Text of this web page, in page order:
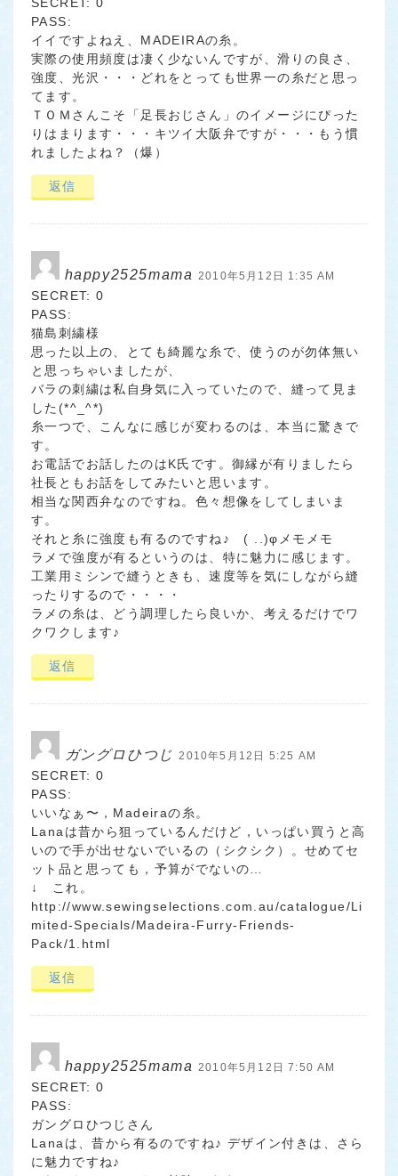
SECRET: 0
PASS:
イイですよねえ、MADEIRAの糸。
実際の使用頻度は凄く少ないんですが、滑りの良さ、
強度、光沢・・・どれをとっても世界一の糸だと思っ
てます。
ＴＯＭさんこそ「足長おじさん」のイメージにぴった
りはまります・・・キツイ大阪弁ですが・・・もう慣
れましたよね？（爆）
返信
happy2525mama 2010年5月12日 1:35 AM
SECRET: 0
PASS:
猫島刺繍様
思った以上の、とても綺麗な糸で、使うのが勿体無い
と思っちゃいましたが、
バラの刺繍は私自身気に入っていたので、縫って見ま
した(*^_^*)
糸一つで、こんなに感じが変わるのは、本当に驚きで
す。
お電話でお話したのはK氏です。御縁が有りましたら
社長ともお話をしてみたいと思います。
相当な関西弁なのですね。色々想像をしてしまいま
す。
それと糸に強度も有るのですね♪ ( ..)φメモメモ
ラメで強度が有るというのは、特に魅力に感じます。
工業用ミシンで縫うときも、速度等を気にしながら縫
ったりするので・・・・
ラメの糸は、どう調理したら良いか、考えるだけでワ
クワクします♪
返信
ガングロひつじ 2010年5月12日 5:25 AM
SECRET: 0
PASS:
いいなぁ〜，Madeiraの糸。
Lanaは昔から狙っているんだけど，いっぱい買うと高
いので手が出せないでいるの（シクシク）。せめてセ
ット品と思っても，予算がでないの…
↓ これ。
http://www.sewingselections.com.au/catalogue/Li
mited-Specials/Madeira-Furry-Friends-
Pack/1.html
返信
happy2525mama 2010年5月12日 7:50 AM
SECRET: 0
PASS:
ガングロひつじさん
Lanaは、昔から有るのですね♪ デザイン付きは、さら
に魅力ですね♪